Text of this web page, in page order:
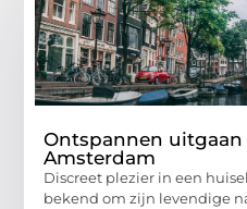
Ontspannen
Amsterdam
Discreet plezier in een
bekend om zijn levendige